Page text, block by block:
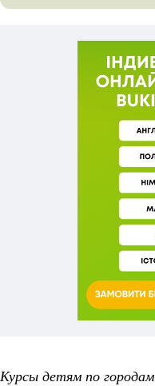
Курсы детям по городам